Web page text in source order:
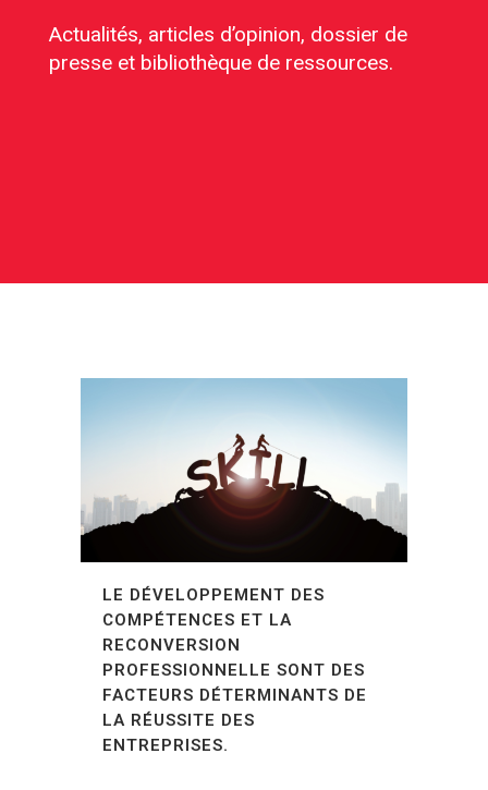
Actualités, articles d’opinion, dossier de
presse et bibliothèque de ressources.
LE DÉVELOPPEMENT DES
COMPÉTENCES ET LA
RECONVERSION
PROFESSIONNELLE SONT DES
FACTEURS DÉTERMINANTS DE
LA RÉUSSITE DES
ENTREPRISES.